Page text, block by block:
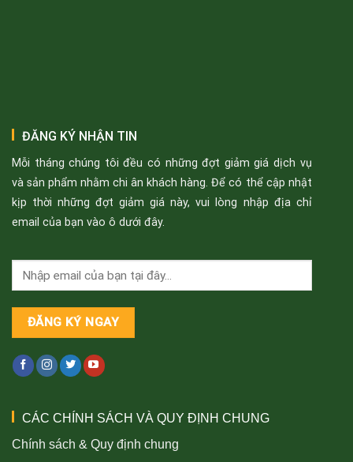
ĐĂNG KÝ NHẬN TIN
Mỗi tháng chúng tôi đều có những đợt giảm giá dịch vụ
và sản phẩm nhằm chi ân khách hàng. Để có thể cập nhật
kịp thời những đợt giảm giá này, vui lòng nhập địa chỉ
email của bạn vào ô dưới đây.
CÁC CHÍNH SÁCH VÀ QUY ĐỊNH CHUNG
Chính sách & Quy định chung